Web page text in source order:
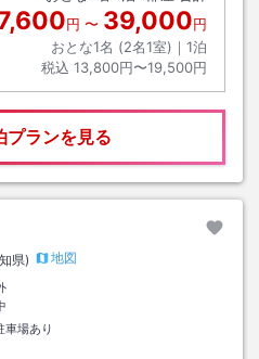
円 〜 39,000円
おとな1名 (2名1室)｜ 1泊
税込 13,800円〜19,500円
プランを見る
県)
地図
車場あり